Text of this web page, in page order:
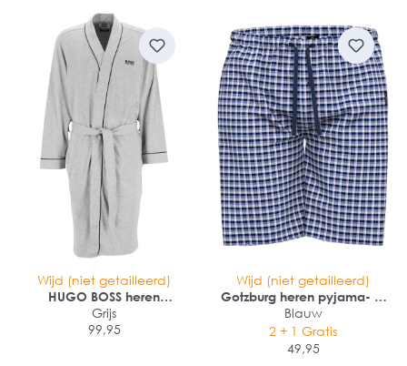
Wijd (niet getailleerd)
HUGO BOSS heren
ochtendjas (dun)
Grijs
99,95
Wijd (niet getailleerd)
Gotzburg heren pyjama- of
loungebroek
Blauw
2 + 1 Gratis
49,95